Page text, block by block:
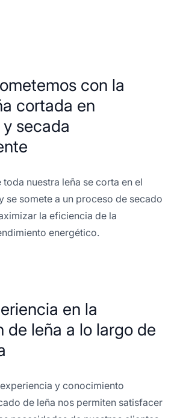
con la
cortada en
secada
nuestra leña se corta en el
se somete a un proceso de secado
la eficiencia de la
energético.
en la
de leña a lo largo de
y conocimiento
de leña nos permiten satisfacer